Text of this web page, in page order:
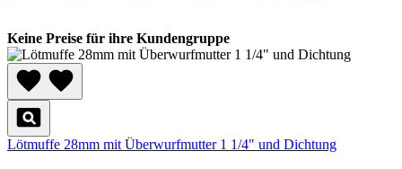
Keine Preise für ihre Kundengruppe
Lötmuffe 28mm mit Überwurfmutter 1 1/4" und Dichtung